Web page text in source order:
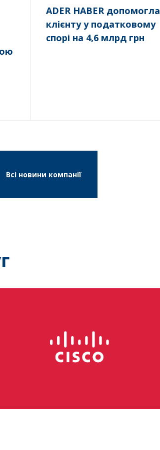
ADER HABER допомогла
клієнту у податковому
спорі на 4,6 млрд грн
Всі новини компанії